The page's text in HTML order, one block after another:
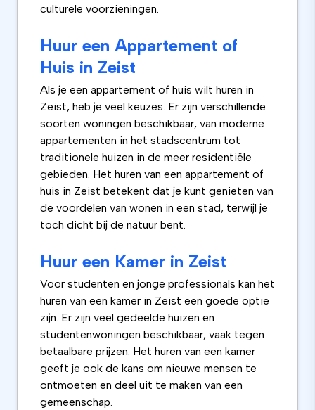
culturele voorzieningen.
Huur een Appartement of
Huis in Zeist
Als je een appartement of huis wilt huren in
Zeist, heb je veel keuzes. Er zijn verschillende
soorten woningen beschikbaar, van moderne
appartementen in het stadscentrum tot
traditionele huizen in de meer residentiële
gebieden. Het huren van een appartement of
huis in Zeist betekent dat je kunt genieten van
de voordelen van wonen in een stad, terwijl je
toch dicht bij de natuur bent.
Huur een Kamer in Zeist
Voor studenten en jonge professionals kan het
huren van een kamer in Zeist een goede optie
zijn. Er zijn veel gedeelde huizen en
studentenwoningen beschikbaar, vaak tegen
betaalbare prijzen. Het huren van een kamer
geeft je ook de kans om nieuwe mensen te
ontmoeten en deel uit te maken van een
gemeenschap.